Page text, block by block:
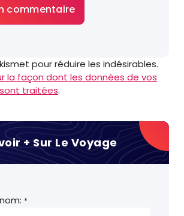
pour réduire les indésirables.
la façon dont les données de vos
traitées.
+ Sur Le Voyage
*